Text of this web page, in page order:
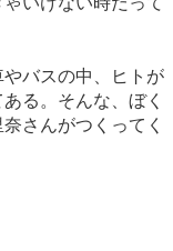
バスの中、ヒトが
る。そんな、ぼく
さんがつくってく